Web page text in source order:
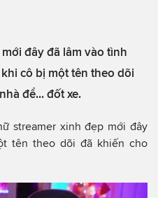
đây đã lâm vào tình
cô bị một tên theo dõi
để... đốt xe.
streamer xinh đẹp mới đây
tên theo dõi đã khiến cho